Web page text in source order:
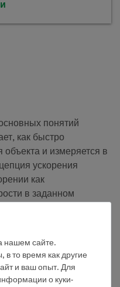
понятий
как быстро
объекта и измеряется в
ускорения
как
в заданном
программное
всех мобильных
систем (Windows,
нашем сайте.
в то время как другие
и ваш опыт. Для
о куки-